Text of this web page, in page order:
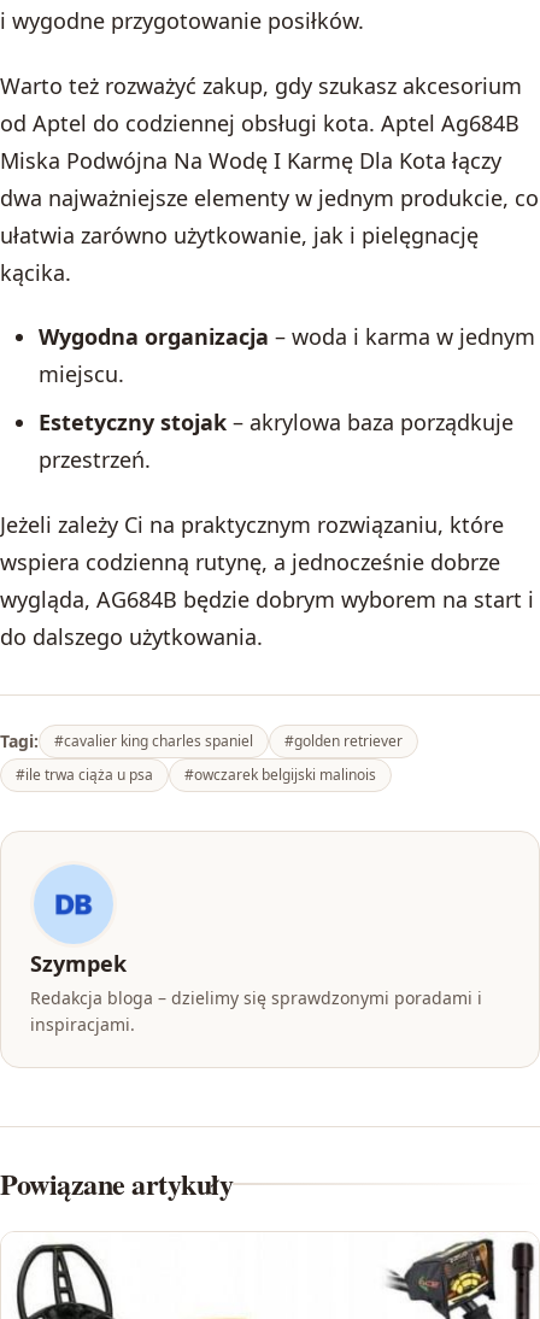
i wygodne przygotowanie posiłków.
Warto też rozważyć zakup, gdy szukasz akcesorium
od Aptel do codziennej obsługi kota. Aptel Ag684B
Miska Podwójna Na Wodę I Karmę Dla Kota łączy
dwa najważniejsze elementy w jednym produkcie, co
ułatwia zarówno użytkowanie, jak i pielęgnację
kącika.
Wygodna organizacja – woda i karma w jednym
miejscu.
Estetyczny stojak– akrylowa baza porządkuje
przestrzeń.
Jeżeli zależy Ci na praktycznym rozwiązaniu, które
wspiera codzienną rutynę, a jednocześnie dobrze
wygląda, AG684B będzie dobrym wyborem na start i
do dalszego użytkowania.
Tagi: #cavalier king charles spaniel
#golden retriever
#ile trwa ciąża u psa
#owczarek belgijski malinois
Szympek
Redakcja bloga – dzielimy się sprawdzonymi poradami i
inspiracjami.
Powiązane artykuły